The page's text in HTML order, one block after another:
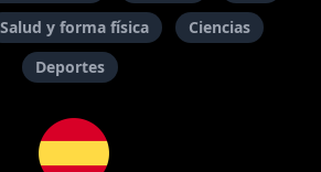
Salud y forma física
Ciencias
Deportes